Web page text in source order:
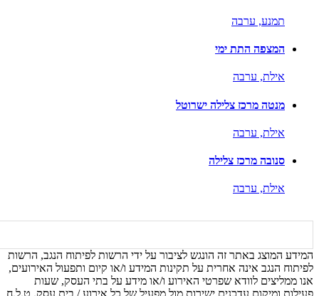
תמנע, ערבה
המצפה התת ימי
אילת, ערבה
מנטה מרכז צלילה ישרוטל
אילת, ערבה
סנובה מרכז צלילה
אילת, ערבה
המידע המוצג באתר זה הונגש לציבור על ידי הרשות לפיתוח הנגב, הרשות
לפיתוח הנגב אינה אחרית על תקינות המידע ו/או קיום ותפעול האירועים,
אנו ממליצים לוודא שפרטי האירוע ו/או מידע על בתי העסק, שעות